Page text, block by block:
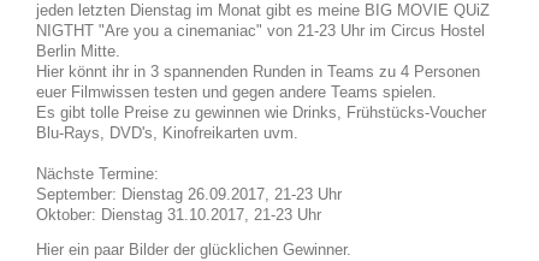
jeden letzten Dienstag im Monat gibt es meine BIG MOVIE QUiZ
NIGTHT "Are you a cinemaniac" von 21-23 Uhr im Circus Hostel
Berlin Mitte.
Hier könnt ihr in 3 spannenden Runden in Teams zu 4 Personen
euer Filmwissen testen und gegen andere Teams spielen.
Es gibt tolle Preise zu gewinnen wie Drinks, Frühstücks-Voucher
Blu-Rays, DVD's, Kinofreikarten uvm.
Nächste Termine:
September: Dienstag 26.09.2017, 21-23 Uhr
Oktober: Dienstag 31.10.2017, 21-23 Uhr
Hier ein paar Bilder der glücklichen Gewinner.